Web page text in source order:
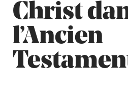
Christ
l’Ancien